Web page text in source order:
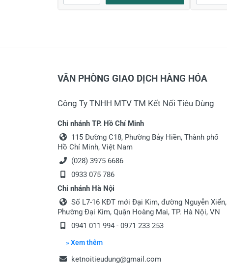
VĂN PHÒNG GIAO DỊCH HÀNG HÓA
Công Ty TNHH MTV TM Kết Nối Tiêu Dùng
Chi nhánh TP. Hồ Chí Minh
115 Đường C18, Phường Bảy Hiền, Thành phố
Hồ Chí Minh, Việt Nam
(028) 3975 6686
0933 075 786
Chi nhánh Hà Nội
Số L7-16 KĐT mới Đại Kim, đường Nguyễn Xiển,
Phường Đại Kim, Quận Hoàng Mai, TP. Hà Nội, VN
0941 011 994 - 0971 233 253
» Xem thêm
ketnoitieudung@gmail.com